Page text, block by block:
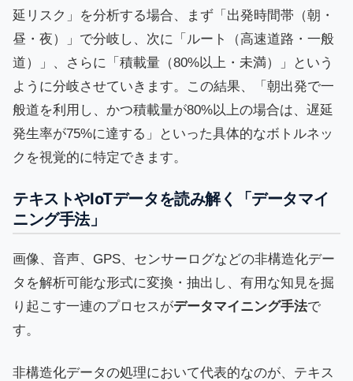
延リスク」を分析する場合、まず「出発時間帯（朝・
昼・夜）」で分岐し、次に「ルート（高速道路・一般
道）」、さらに「積載量（80%以上・未満）」という
ように分岐させていきます。この結果、「朝出発で一
般道を利用し、かつ積載量が80%以上の場合は、遅延
発生率が75%に達する」といった具体的なボトルネッ
クを視覚的に特定できます。
テキストやIoTデータを読み解く「データマイ
ニング手法」
画像、音声、GPS、センサーログなどの非構造化デー
タを解析可能な形式に変換・抽出し、有用な知見を掘
り起こす一連のプロセスがデータマイニング手法で
す。
非構造化データの処理において代表的なのが、テキス